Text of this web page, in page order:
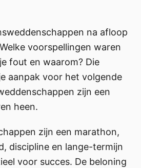
na afloop
voorspellingen waren
fout en waarom? Die
aanpak voor het volgende
zijn een
heen.
zijn een marathon,
discipline en lange-termijn
voor succes. De beloning